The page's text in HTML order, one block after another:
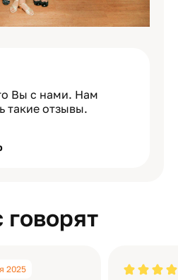
Вы с нами. Нам
такие отзывы.
говорят
2025